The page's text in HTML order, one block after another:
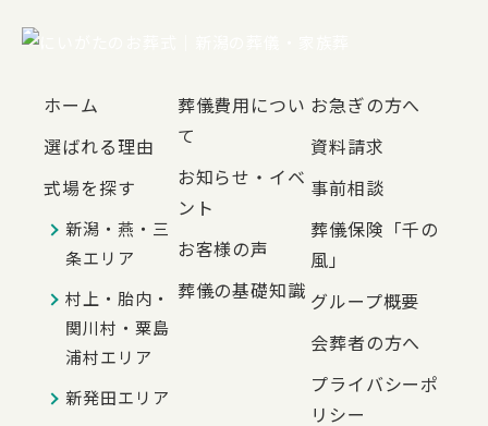
ホーム
選ばれる理由
式場を探す
新潟・燕・三
条エリア
村上・胎内・
関川村・粟島
浦村エリア
新発田エリア
葬儀費用につい
て
お知らせ・イベ
ント
お客様の声
葬儀の基礎知識
お急ぎの方へ
資料請求
事前相談
葬儀保険「千の
風」
グループ概要
会葬者の方へ
プライバシーポ
リシー